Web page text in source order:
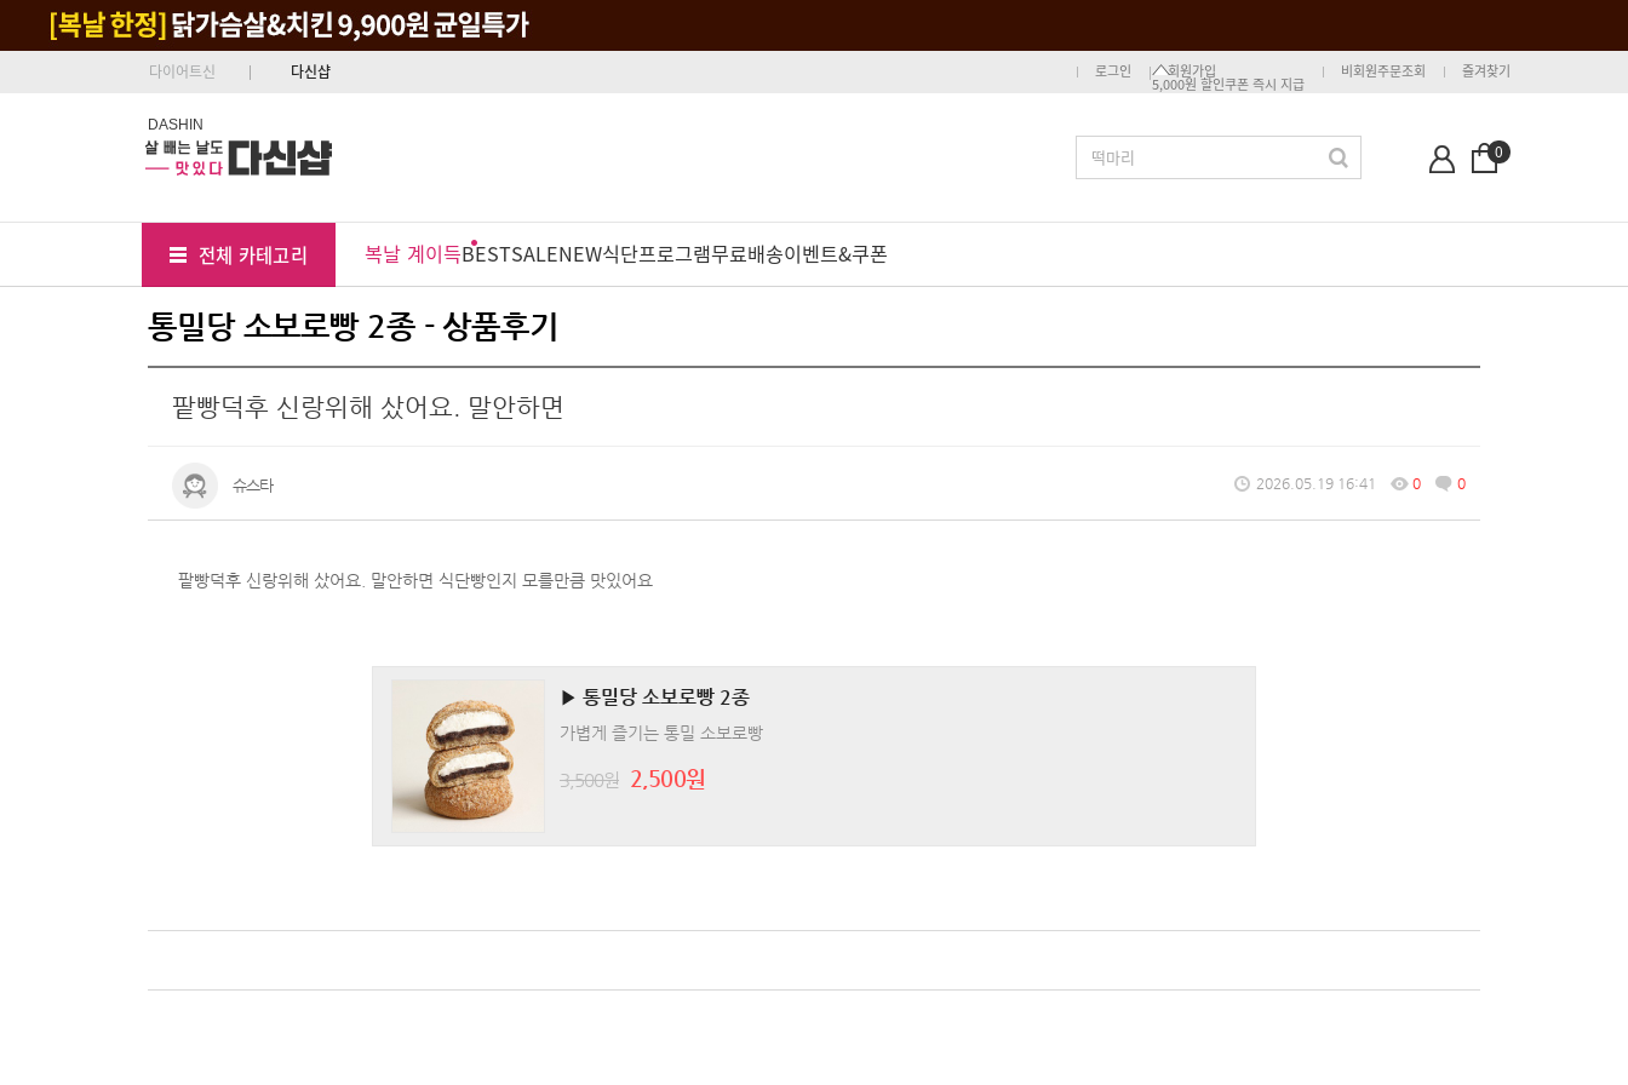
다이어트신 다신샵 로그인 회원가입
5,000원 할인쿠폰 즉시 지급
비회원주문조회 즐겨찾기
DASHIN
0
전체 카테고리 복날 계이득BESTSALENEW식단프로그램무료배송이벤트&쿠폰
통밀당 소보로빵 2종 - 상품후기
팥빵덕후 신랑위해 샀어요. 말안하면
슈스타 2026.05.19 16:41 0 0
팥빵덕후 신랑위해 샀어요. 말안하면 식단빵인지 모를만큼 맛있어요
▶ 통밀당 소보로빵 2종
가볍게 즐기는 통밀 소보로빵
3,500원 2,500원